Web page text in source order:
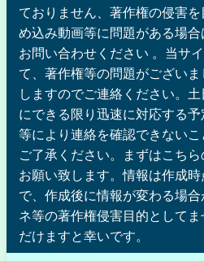
ておりません、著作権の侵害
め込み動画等に問題がある場
お問い合わせください 。当サ
て、著作権等の問題がござい
しますのでご連絡ください。
にできる限り迅速に対応する
等により連絡を確認できないこ
ご了承ください。まずはこち
お願い致します。情報は作成
で、作成後に情報が変わる場
ネ等の著作権侵害目的として
だけますと幸いです。